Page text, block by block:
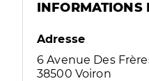
INFORMATIONS
Adresse
6 Avenue Des
38500 Voiron